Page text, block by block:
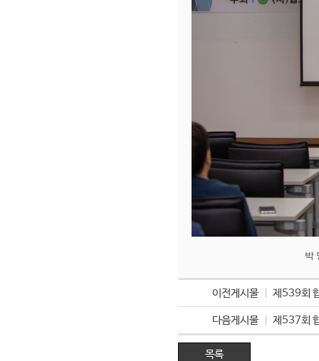
박 명 림
이전게시물 제539회
다음게시물 제537회
목록